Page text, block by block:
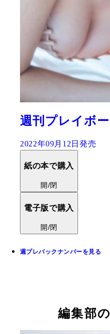
週刊プレイボ
2022年09月12日発売
紙の本で購入
開/閉
電子版で購入
開/閉
週プレバックナンバーを見る
編集部